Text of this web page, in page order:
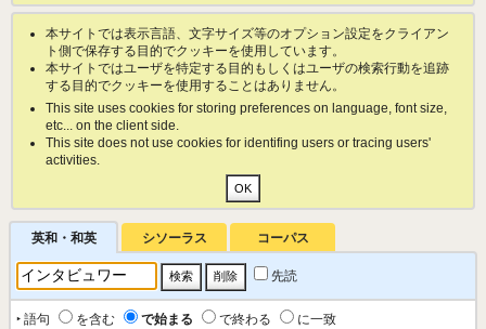
本サイトでは表示言語、文字サイズ等のオプション設定をクライアン
ト側で保存する目的でクッキーを使用しています。
本サイトではユーザを特定する目的もしくはユーザの検索行動を追跡
する目的でクッキーを使用することはありません。
This site uses cookies for storing preferences on language, font size,
etc... on the client side.
This site does not use cookies for identifing users or tracing users'
activities.
英和・和英 シソーラス コーパス
先読
‣ 語句 を含む で始まる で終わる
に一致